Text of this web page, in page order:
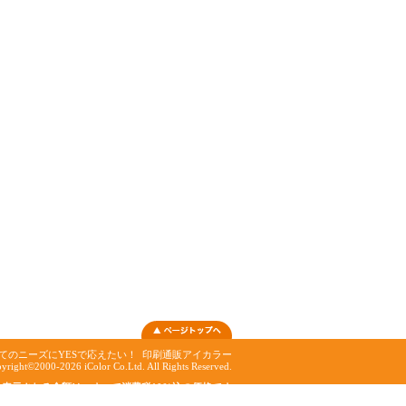
のニーズにYESで応えたい！ 印刷通販アイカラー
2026 iColor Co.Ltd. All Rights Reserved.
表示される金額は、すべて消費税10%込の価格です